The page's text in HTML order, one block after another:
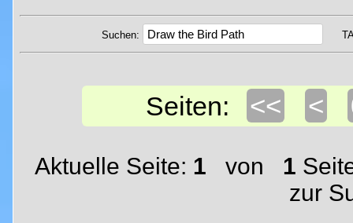
Suchen:
Seiten: << <
Aktuelle Seite: 1 von 1
zur